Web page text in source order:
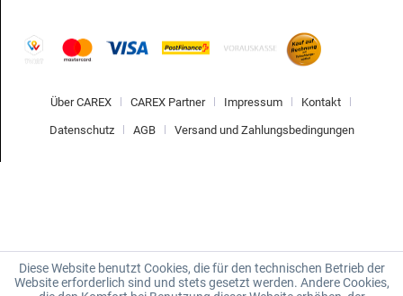
Über CAREX CAREX Partner Impressum Kontakt
Datenschutz AGB Versand und Zahlungsbedingungen
Diese Website benutzt Cookies, die für den technischen Betrieb der
Website erforderlich sind und stets gesetzt werden. Andere Cookies,